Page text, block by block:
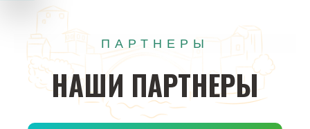
ПАРТНЕРЫ
НАШИ ПАРТНЕРЫ